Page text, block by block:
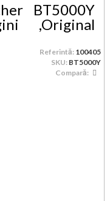
BT5000Y
,Original
Referintă: 100405
SKU: BT5000Y
Compară: